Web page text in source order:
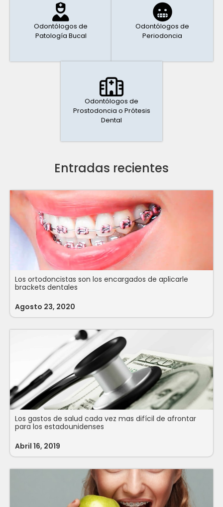
Odontólogos de
Patología Bucal
Odontólogos de
Periodoncia
Odontólogos de
Prostodoncia o Prótesis
Dental
Entradas recientes
Los ortodoncistas son los encargados de aplicarle
brackets dentales
Agosto 23, 2020
Los gastos de salud cada vez mas difícil de afrontar
para los estadounidenses
Abril 16, 2019